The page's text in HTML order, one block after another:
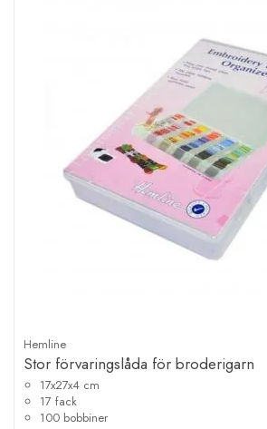
Hemline
Stor förvaringslåda för broderigarn
17x27x4 cm
17 fack
100 bobbiner